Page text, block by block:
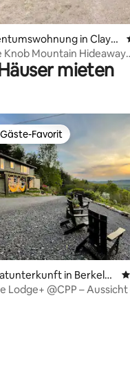
in Clays
Knob Mountain Hideaway
mieten
4,99 von 5,
Gäste-Favorit.
Gäste-Favorit
in Berkeley
Lodge+ @CPP – Aussicht